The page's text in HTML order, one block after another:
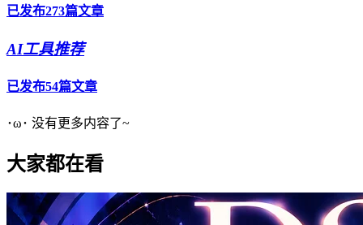
已发布273篇文章
AI工具推荐
已发布54篇文章
･ω･ 没有更多内容了~
大家都在看